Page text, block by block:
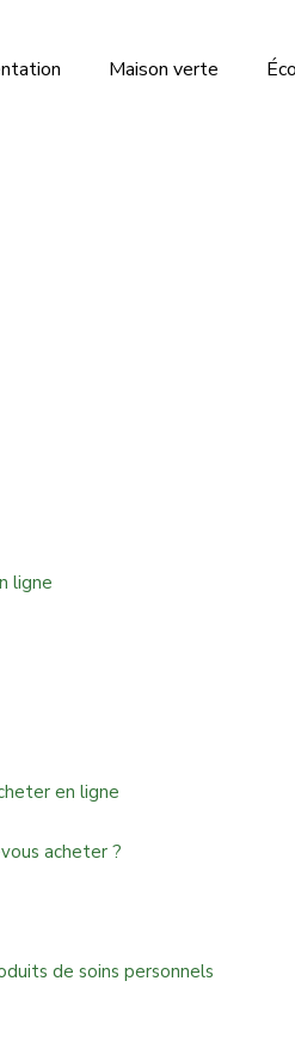
Maison verte
ligne
en ligne
acheter ?
de soins personnels